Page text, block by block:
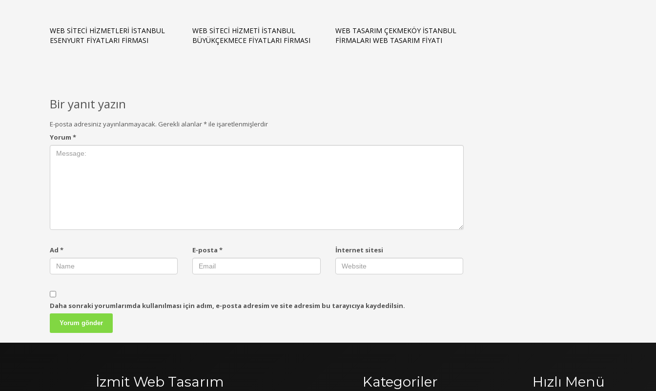
WEB SITECI HIZMETLERI İSTANBUL
ESENYURT FIYATLARI FIRMASI
WEB SITECI HIZMETI İSTANBUL
BÜYÜKÇEKMECE FIYATLARI FIRMASI
WEB TASARIM ÇEKMEKÖY ISTANBUL
FIRMALARI WEB TASARIM FIYATI
Bir yanıt yazın
E-posta adresiniz yayınlanmayacak. Gerekli alanlar*ile işaretlenmişlerdir
Yorum *
Ad * E-posta* İnternet sitesi
Daha sonraki yorumlarımda kullanılması için adım, e-posta adresim ve site adresim bu tarayıcıya kaydedilsin.
İzmit Web Tasarım Kategoriler Hızlı Menü